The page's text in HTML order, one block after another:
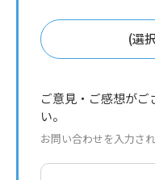
(選
ご意見・ご感想がご
い。
お問い合わせを入力さ